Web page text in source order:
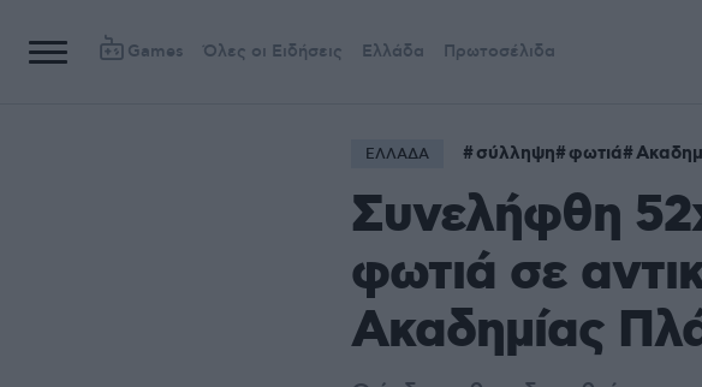
Games Όλες οι Ειδήσεις Ελλάδα Πρωτοσέλιδα
ΕΛΛΑΔΑ σύλληψη φωτιά
Συνελήφθη
φωτιά σε
Ακαδημίας